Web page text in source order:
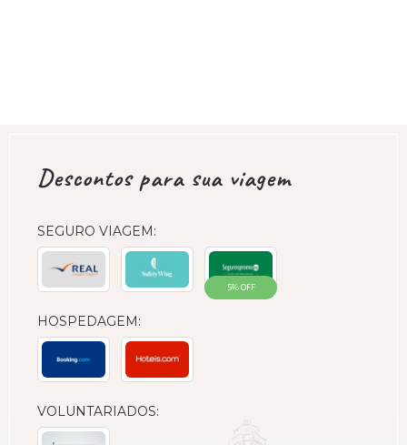
Descontos para sua viagem
SEGURO VIAGEM:
5% OFF
HOSPEDAGEM:
VOLUNTARIADOS: